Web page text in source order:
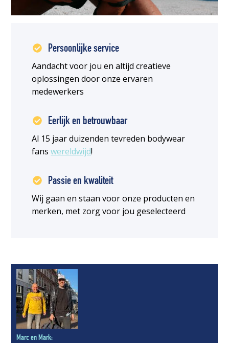
Persoonlijke service
Aandacht voor jou en altijd creatieve
oplossingen door onze ervaren
medewerkers
Eerlijk en betrouwbaar
Al 15 jaar duizenden tevreden bodywear
fanswereldwijd!
Passie en kwaliteit
Wij gaan en staan voor onze producten en
merken, met zorg voor jou geselecteerd
Marc en Mark: